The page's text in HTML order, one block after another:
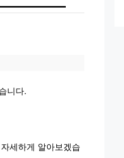
니다.
세하게 알아보겠습